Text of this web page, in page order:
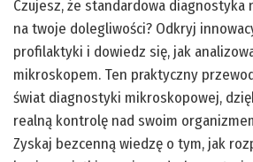
Czujesz, że standardowa diagnostyka
na twoje dolegliwości? Odkryj
profilaktyki i dowiedz się, jak
mikroskopem. Ten praktyczny
świat diagnostyki mikroskopowej,
realną kontrolę nad swoim
Zyskaj bezcenną wiedzę o tym, jak